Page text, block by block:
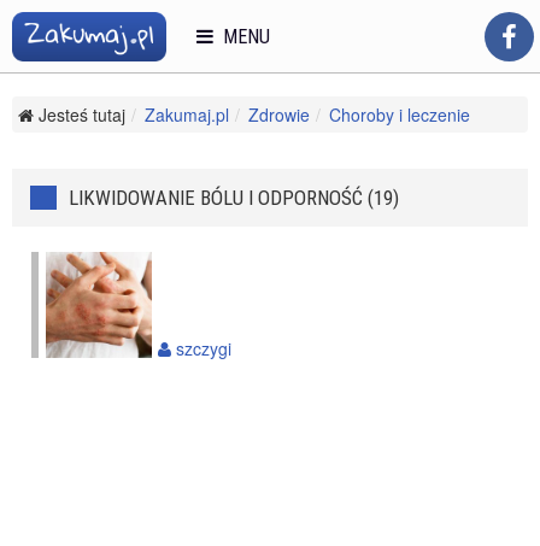
Jesteś tutaj Zakumaj.pl Zdrowie
Choroby i leczenie
LIKWIDOWANIE BÓLU I ODPORNOŚĆ (19)
szczygi
MENU